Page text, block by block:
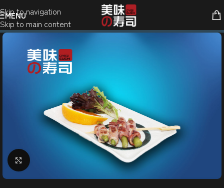
Skip to navigation
Skip to main content
MENU
Klik for at forstørre